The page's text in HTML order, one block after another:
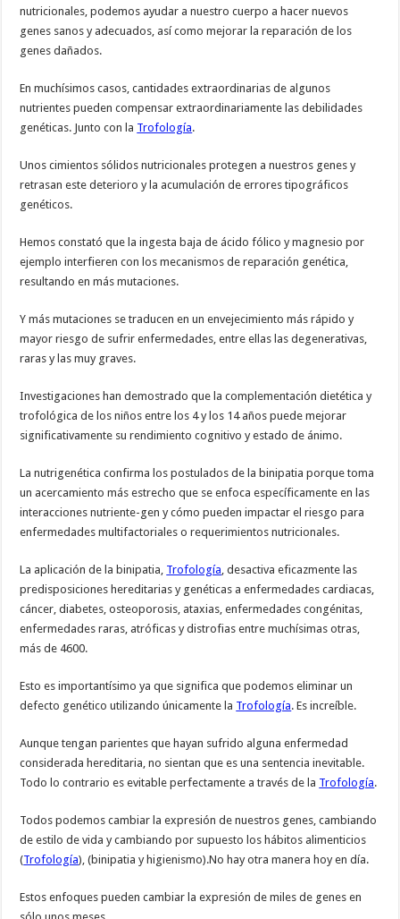
nutricionales, podemos ayudar a nuestro cuerpo a hacer nuevos
genes sanos y adecuados, así como mejorar la reparación de los
genes dañados.
En muchísimos casos, cantidades extraordinarias de algunos
nutrientes pueden compensar extraordinariamente las debilidades
genéticas. Junto con la Trofología.
Unos cimientos sólidos nutricionales protegen a nuestros genes y
retrasan este deterioro y la acumulación de errores tipográficos
genéticos.
Hemos constató que la ingesta baja de ácido fólico y magnesio por
ejemplo interfieren con los mecanismos de reparación genética,
resultando en más mutaciones.
Y más mutaciones se traducen en un envejecimiento más rápido y
mayor riesgo de sufrir enfermedades, entre ellas las degenerativas,
raras y las muy graves.
Investigaciones han demostrado que la complementación dietética y
trofológica de los niños entre los 4 y los 14 años puede mejorar
significativamente su rendimiento cognitivo y estado de ánimo.
La nutrigenética confirma los postulados de la binipatia porque toma
un acercamiento más estrecho que se enfoca específicamente en las
interacciones nutriente-gen y cómo pueden impactar el riesgo para
enfermedades multifactoriales o requerimientos nutricionales.
La aplicación de la binipatia, Trofología, desactiva eficazmente las
predisposiciones hereditarias y genéticas a enfermedades cardiacas,
cáncer, diabetes, osteoporosis, ataxias, enfermedades congénitas,
enfermedades raras, atróficas y distrofias entre muchísimas otras,
más de 4600.
Esto es importantísimo ya que significa que podemos eliminar un
defecto genético utilizando únicamente la Trofología. Es increíble.
Aunque tengan parientes que hayan sufrido alguna enfermedad
considerada hereditaria, no sientan que es una sentencia inevitable.
Todo lo contrario es evitable perfectamente a través de la Trofología.
Todos podemos cambiar la expresión de nuestros genes, cambiando
de estilo de vida y cambiando por supuesto los hábitos alimenticios
(Trofología), (binipatia y higienismo).No hay otra manera hoy en día.
Estos enfoques pueden cambiar la expresión de miles de genes en